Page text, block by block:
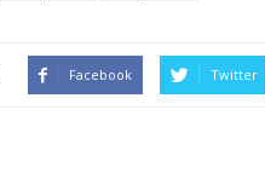
Facebook Twitter